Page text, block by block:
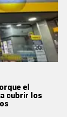
el
cubrir los